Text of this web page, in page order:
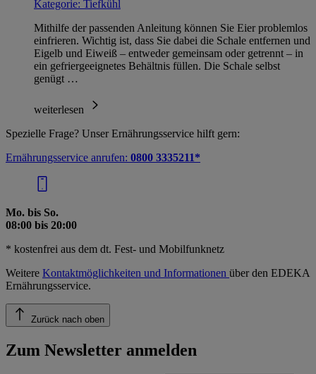
Kategorie: Tiefkühl
Mithilfe der passenden Anleitung können Sie Eier problemlos
einfrieren. Wichtig ist, dass Sie dabei die Schale entfernen und
Eigelb und Eiweiß – entweder gemeinsam oder getrennt – in
ein gefriergeeignetes Behältnis füllen. Die Schale selbst
genügt …
weiterlesen
Spezielle Frage? Unser Ernährungsservice hilft gern:
Ernährungsservice anrufen: 0800 3335211*
Mo. bis So.
08:00 bis 20:00
* kostenfrei aus dem dt. Fest- und Mobilfunknetz
Weitere Kontaktmöglichkeiten und Informationen über den EDEKA
Ernährungsservice.
Zurück nach oben
Zum Newsletter anmelden